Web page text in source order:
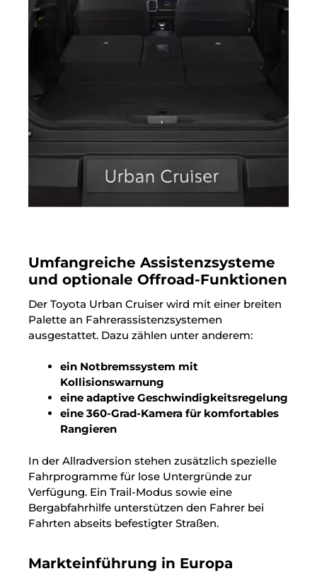
Umfangreiche Assistenzsysteme
und optionale Offroad-Funktionen
Der Toyota Urban Cruiser wird mit einer breiten
Palette an Fahrerassistenzsystemen
ausgestattet. Dazu zählen unter anderem:
ein Notbremssystem mit
Kollisionswarnung
eine adaptive Geschwindigkeitsregelung
eine 360-Grad-Kamera für komfortables
Rangieren
In der Allradversion stehen zusätzlich spezielle
Fahrprogramme für lose Untergründe zur
Verfügung. Ein Trail-Modus sowie eine
Bergabfahrhilfe unterstützen den Fahrer bei
Fahrten abseits befestigter Straßen.
Markteinführung in Europa